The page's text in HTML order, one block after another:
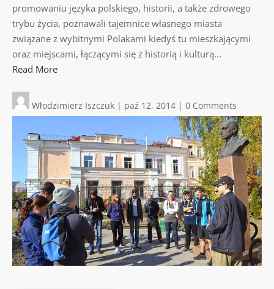
promowaniu języka polskiego, historii, a także zdrowego
trybu życia, poznawali tajemnice własnego miasta
związane z wybitnymi Polakami kiedyś tu mieszkającymi
oraz miejscami, łączącymi się z historią i kulturą...
Read More
Włodzimierz Iszczuk | paź 12, 2014 |0 Comments